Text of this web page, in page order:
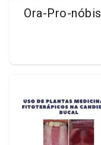
Ora-Pro-nóbis